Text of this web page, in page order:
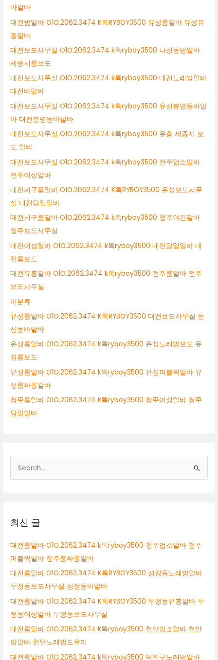
바알바
대전밤알바 O1O.2062.3474 K톡RYBOY3500 유성룸알바 유성유
흥알바
대전보도사무실 O1O.2062.3474 k톡ryboy3500 나성동밤알바
세종시룸보도
대전보도사무실 O1O.2062.3474 k톡ryboy3500 대전노래방알바
대전바알바
대전보도사무실 O1O.2062.3474 k톡ryboy3500 유성봉명동바알
바 대전봉명동바알바
대전보도사무실 O1O.2062.3474 k톡ryboy3500 유흥 세종시 보
도 알바
대전보도사무실 O1O.2062.3474 k톡ryboy3500 전주업소알바
전주여성알바
대전서구룸알바 O1O.2062.3474 K톡RYBOY3500 유성보도사무
실 대전당일알바
대전서구룸알바 O1O.2062.3474 k톡ryboy3500 청주야간알바
청주보도사무실
대전여성알바 O1O.2062.3474 k톡ryboy3500 대전당일알바 대
전룸보도
대전유흥알바 O1O.2062.3474 k톡ryboy3500 전주룸알바 전주
보도사무실
미분류
유성룸알바 O1O.2062.3474 K톡RYBOY3500 대전보도사무실 둔
산동바알바
유성룸알바 O1O.2062.3474 k톡ryboy3500 유성노래방보도 유
성룸보도
유성룸알바 O1O.2062.3474 k톡ryboy3500 유성퍼블릭알바 유
성룸싸롱알바
청주룸알바 O1O.2062.3474 k톡ryboy3500 청주여성알바 청주
당일알바
색
최신 글
대전룸알바 O1O.2062.3474 k톡ryboy3500 청주업소알바 청주
퍼블릭알바 청주룸싸롱알바
대전룸알바 O1O.2062.3474 K톡RYBOY3500 성정동노래방알바
두정동보도사무실 성정동바알바
대전룸알바 O1O.2062.3474 K톡RYBOY3500 두정동유흥알바 두
정동여성알바 두정동보도사무실
대전룸알바 O1O.2062.3474 k톡ryboy3500 천안업소알바 천안
밤알바 천안노래방도우미
대전룸알바 O1O.2062.3474 k톡ryboy3500 덕진구노래방알바